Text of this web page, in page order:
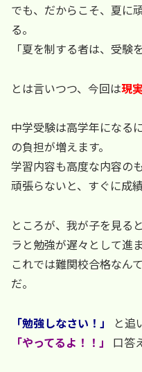
でも、だからこそ、夏に
る。
「夏を制する者は、受験
とは言いつつ、今回は現
中学受験は高学年になる
の負担が増えます。
学習内容も高度な内容の
頑張らないと、すぐに成
ところが、我が子を見る
ラと勉強が遅々として進
これでは難関校合格なん
だ。
「勉強しなさい！」
と追
「やってるよ！！」 口答